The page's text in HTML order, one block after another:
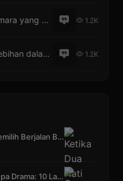
7 Hubungan Asmara yang Tak Pernah Bosan 1.2K
Stop Bucin Berlebihan dalam Hubungan Asmara 1.2K
Ketika Dua Hati Memilih Berjalan Bersama dalam Kes
Cara Move On Tanpa Drama: 10 Langkah Efektif yang